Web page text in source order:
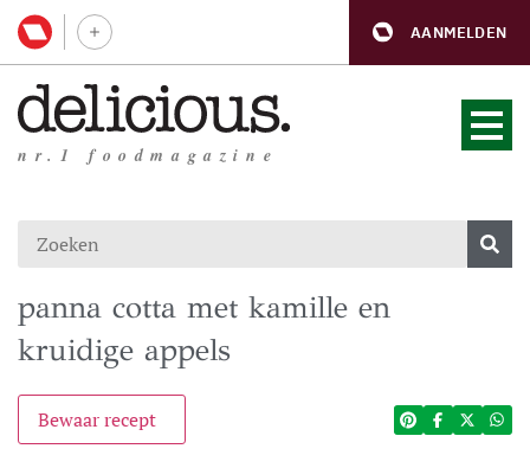
AANMELDEN
nr.1 foodmagazine
panna cotta met kamille en
kruidige appels
Bewaar recept